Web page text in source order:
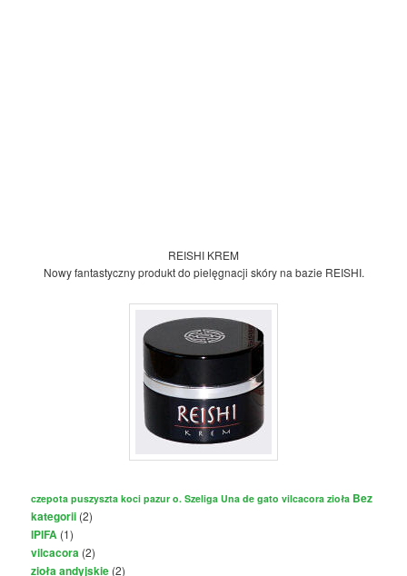
REISHI KREM
Nowy fantastyczny produkt do pielęgnacji skóry na bazie REISHI.
czepota puszyszta koci pazur o. Szeliga Una de gato vilcacora zioła Bez
kategorii (2)
IPIFA (1)
vilcacora (2)
zioła andyjskie (2)